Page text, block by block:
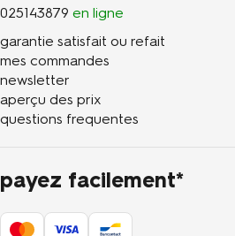
025143879 en ligne
garantie satisfait ou refait
mes commandes
newsletter
aperçu des prix
questions frequentes
payez facilement*